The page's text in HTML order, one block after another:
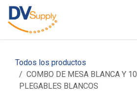
Ir al contenido
Todos los productos
COMBO DE MESA BLANCA Y
PLEGABLES BLANCOS